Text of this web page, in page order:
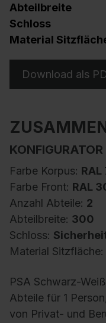
Abteilbreite
Schloss
Material
Download als
KONFIGURATOR
Farbe Korpus:
Farbe Front: RAL
Anzahl Abteile: 2
Abteilbreite: 300
Schloss:
Material Sitzfläche:
PSA Schwarz-
Abteile für 1
von Privat- und